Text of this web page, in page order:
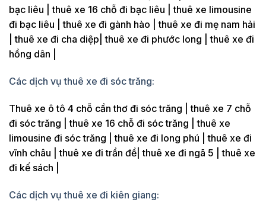
bạc liêu | thuê xe 16 chỗ đi bạc liêu | thuê xe limousine
đi bạc liêu | thuê xe đi gành hào | thuê xe đi mẹ nam hải
| thuê xe đi cha diệp| thuê xe đi phước long | thuê xe đi
hồng dân |
Các dịch vụ thuê xe đi sóc trăng:
Thuê xe ô tô 4 chỗ cần thơ đi sóc trăng | thuê xe 7 chỗ
đi sóc trăng | thuê xe 16 chỗ đi sóc trăng | thuê xe
limousine đi sóc trăng | thuê xe đi long phú | thuê xe đi
vĩnh châu | thuê xe đi trần đề| thuê xe đi ngã 5 | thuê xe
đi kế sách |
Các dịch vụ thuê xe đi kiên giang: